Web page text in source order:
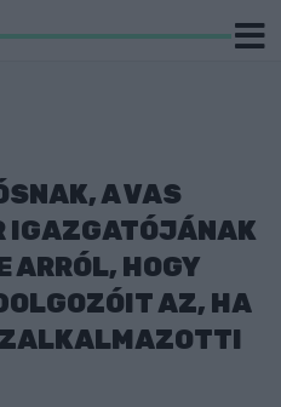
A VAS
IGAZGATÓJÁNAK
ARRÓL, HOGY
AZ, HA